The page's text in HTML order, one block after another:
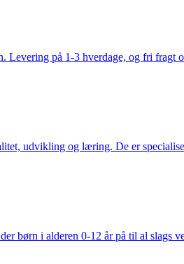
på 1-3 hverdage, og fri fragt
udvikling og læring. De er
børn i alderen 0-12 år på til al slags